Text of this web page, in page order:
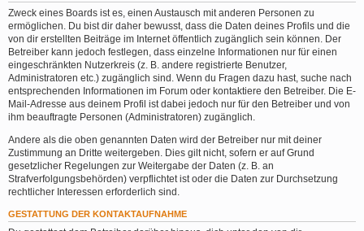
Zweck eines Boards ist es, einen Austausch mit anderen Personen zu
ermöglichen. Du bist dir daher bewusst, dass die Daten deines Profils und die
von dir erstellten Beiträge im Internet öffentlich zugänglich sein können. Der
Betreiber kann jedoch festlegen, dass einzelne Informationen nur für einen
eingeschränkten Nutzerkreis (z. B. andere registrierte Benutzer,
Administratoren etc.) zugänglich sind. Wenn du Fragen dazu hast, suche nach
entsprechenden Informationen im Forum oder kontaktiere den Betreiber. Die E-
Mail-Adresse aus deinem Profil ist dabei jedoch nur für den Betreiber und von
ihm beauftragte Personen (Administratoren) zugänglich.
Andere als die oben genannten Daten wird der Betreiber nur mit deiner
Zustimmung an Dritte weitergeben. Dies gilt nicht, sofern er auf Grund
gesetzlicher Regelungen zur Weitergabe der Daten (z. B. an
Strafverfolgungsbehörden) verpflichtet ist oder die Daten zur Durchsetzung
rechtlicher Interessen erforderlich sind.
GESTATTUNG DER KONTAKTAUFNAHME